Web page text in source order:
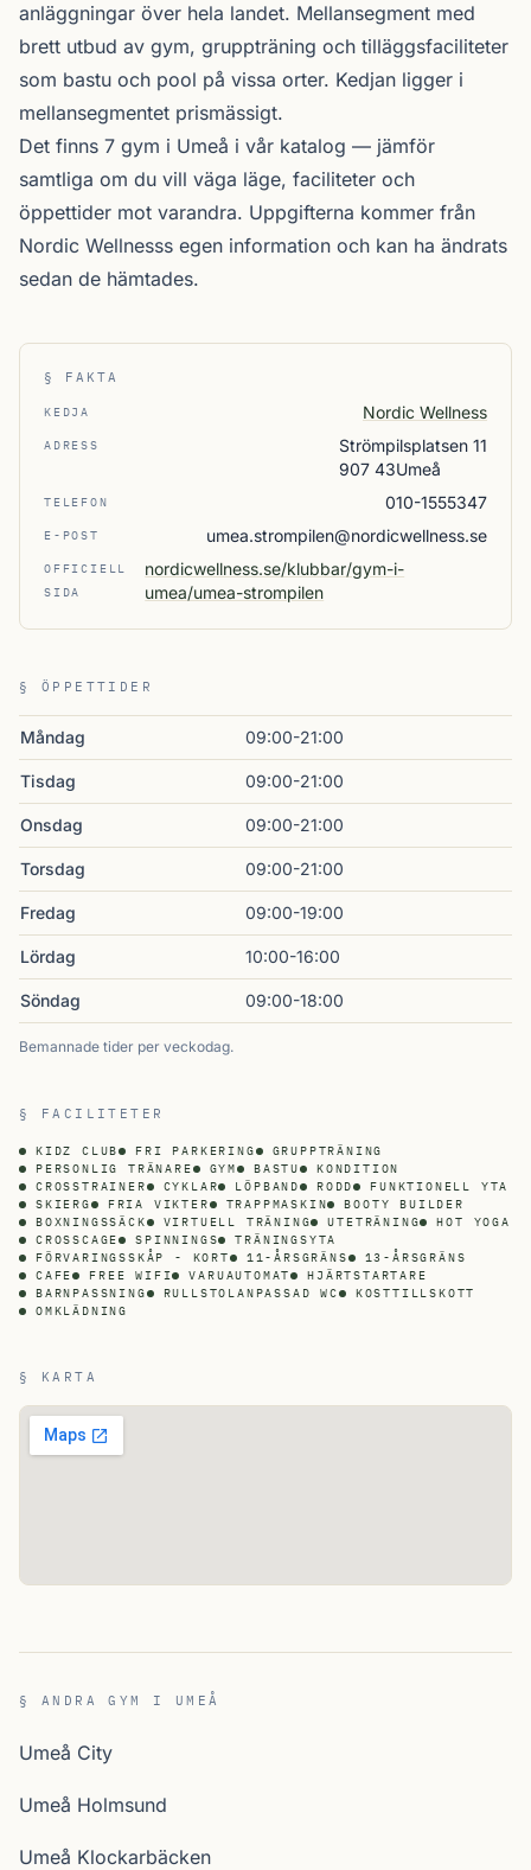
anläggningar över hela landet. Mellansegment med
brett utbud av gym, gruppträning och tilläggsfaciliteter
som bastu och pool på vissa orter. Kedjan ligger i
mellansegmentet prismässigt.
Det finns 7 gym i Umeå i vår katalog — jämför
samtliga om du vill väga läge, faciliteter och
öppettider mot varandra. Uppgifterna kommer från
Nordic Wellnesss egen information och kan ha ändrats
sedan de hämtades.
§ FAKTA
KEDJA Nordic Wellness
ADRESS
Strömpilsplatsen 11
907 43Umeå
TELEFON 010-1555347
E-POST umea.strompilen@nordicwellness.se
OFFICIELL
SIDA
nordicwellness.se/klubbar/gym-i-
umea/umea-strompilen
§ ÖPPETTIDER
Måndag 09:00-21:00
Tisdag 09:00-21:00
Onsdag 09:00-21:00
Torsdag 09:00-21:00
Fredag 09:00-19:00
Lördag 10:00-16:00
Söndag 09:00-18:00
Bemannade tider per veckodag.
§ FACILITETER
KIDZ CLUB FRI PARKERING
GRUPPTRÄNING
PERSONLIG TRÄNARE
GYM BASTU
KONDITION
CROSSTRAINER
CYKLAR LÖPBAND RODD
FUNKTIONELL YTA
SKIERG
FRIA VIKTER TRAPPMASKIN
BOOTY BUILDER
BOXNINGSSÄCK
VIRTUELL TRÄNING UTETRÄNING
HOT YOGA
CROSSCAGE
SPINNINGS
TRÄNINGSYTA
FÖRVARINGSSKÅP - KORT
11-ÅRSGRÄNS
13-ÅRSGRÄNS
CAFE
FREE WIFI VARUAUTOMAT
HJÄRTSTARTARE
BARNPASSNING
RULLSTOLANPASSAD WC
KOSTTILLSKOTT
OMKLÄDNING
§ KARTA
§ ANDRA GYM I UMEÅ
Umeå City
Umeå Holmsund
Umeå Klockarbäcken